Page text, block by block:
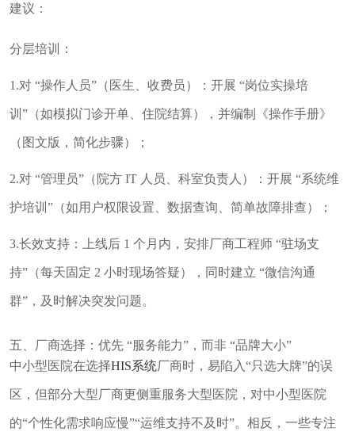
建议：
分层培训：
1.对 “操作人员”（医生、收费员）：开展 “岗位实操培
训”（如模拟门诊开单、住院结算），并编制《操作手册》
（图文版，简化步骤）；
2.对 “管理员”（院方 IT 人员、科室负责人）：开展 “系统维
护培训”（如用户权限设置、数据查询、简单故障排查）；
3.长效支持：上线后 1 个月内，安排厂商工程师 “驻场支
持”（每天固定 2 小时现场答疑），同时建立 “微信沟通
群”，及时解决突发问题。
五、厂商选择：优先 “服务能力”，而非 “品牌大小”
中小型医院在选择HIS系统厂商时，易陷入“只选大牌”的误
区，但部分大型厂商更侧重服务大型医院，对中小型医院
的“个性化需求响应慢”“运维支持不及时”。相反，一些专注